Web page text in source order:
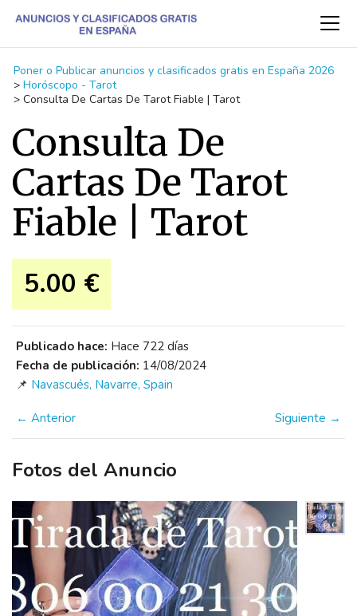
Poner o Publicar anuncios y clasificados gratis en España 2026
> Horóscopo - Tarot
> Consulta De Cartas De Tarot Fiable | Tarot
Consulta De
Cartas De Tarot
Fiable | Tarot
5.00 €
Publicado hace: Hace 722 días
Fecha de publicación: 14/08/2024
📌 Navascués, Navarre, Spain
← Anterior Siguiente →
Fotos del Anuncio